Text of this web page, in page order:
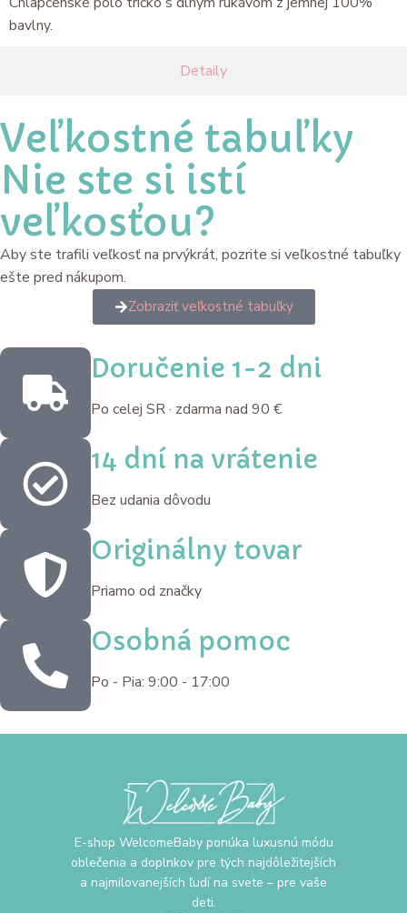
Detaily
bavlny.
Veľkostné tabuľky
Nie ste si istí
veľkosťou?
Aby ste trafili veľkosť na prvýkrát, pozrite si veľkostné tabuľky
ešte pred nákupom.
Zobraziť veľkostné tabuľky
Doručenie 1-2 dni
Po celej SR · zdarma nad 90 €
14 dní na vrátenie
Bez udania dôvodu
Originálny tovar
Priamo od značky
Osobná pomoc
Po - Pia: 9:00 - 17:00
E-shop WelcomeBaby ponúka luxusnú módu
oblečenia a doplnkov pre tých najdôležitejších
a najmilovanejších ľudí na svete – pre vaše
deti.